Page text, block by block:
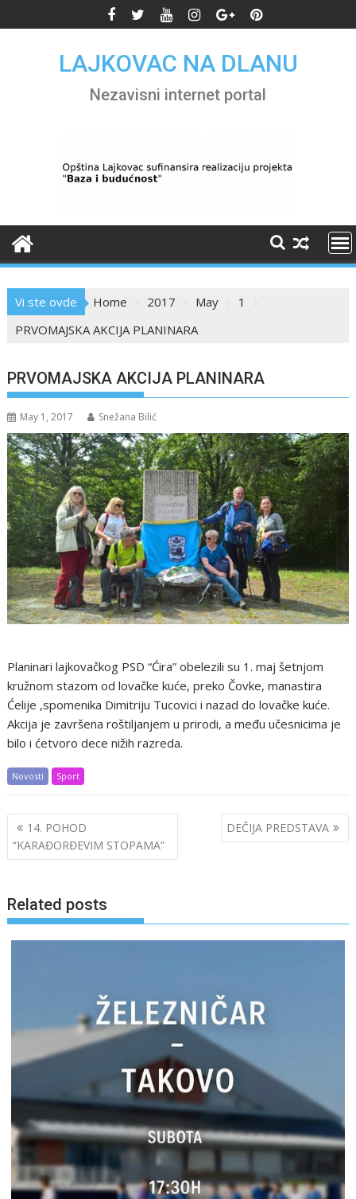
to
LAJKOVAC NA DLANU
Nezavisni internet portal
Vi ste ovde Home 2017 May
1
PRVOMAJSKA AKCIJA PLANINARA
PRVOMAJSKA AKCIJA PLANINARA
May 1, 2017 Snežana Bilić
Planinari lajkovačkog PSD “Ćira” obelezili su 1. maj šetnjom
kružnom stazom od lovačke kuće, preko Čovke, manastira
Ćelije ,spomenika Dimitriju Tucovici i nazad do lovačke kuće.
Akcija je završena roštiljanjem u prirodi, a među učesnicima je
bilo i ćetvoro dece nižih razreda.
Novosti Sport
Post
navigation
14. POHOD
“KARAĐORĐEVIM STOPAMA”
DEČIJA PREDSTAVA
Related posts